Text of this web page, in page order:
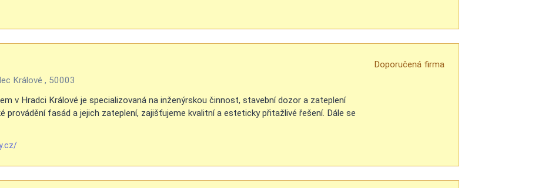
Králové , 50003
v Hradci Králové je specializovaná na inženýrskou činnost, stavební dozor a zateplení
provádění fasád a jejich zateplení, zajišťujeme kvalitní a esteticky přitažlivé řešení. Dále se
Doporučená firma